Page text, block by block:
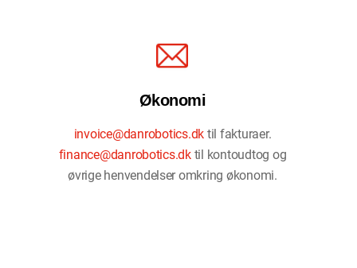
Økonomi
invoice@danrobotics.dktil fakturaer.
finance@danrobotics.dktil kontoudtog og
øvrige henvendelser omkring økonomi.